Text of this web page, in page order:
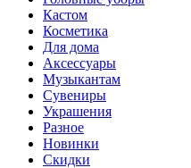
Кастом
Косметика
Для дома
Аксессуары
Музыкантам
Сувениры
Украшения
Разное
Новинки
Скидки